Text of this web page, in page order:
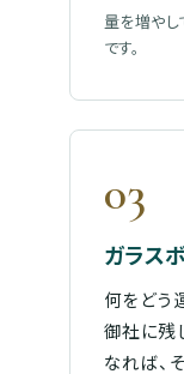
量を増やし
です。
03
ガラス
何をどう
御社に残
なれば、